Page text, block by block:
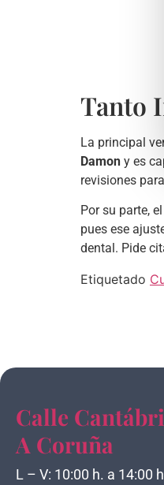
Tanto
La principal
Damon y es
revisiones
Por su parte,
pues ese
dental. Pide
Etiquetado
Calle
A Coruña
L – V: 10:00 h. a 14:00